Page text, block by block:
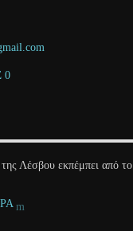
0
Λέσβου εκπέμπει από